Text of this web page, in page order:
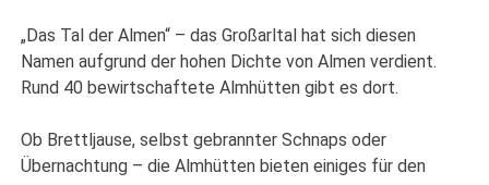
„Das Tal der Almen“ – das Großarltal hat sich diesen
Namen aufgrund der hohen Dichte von Almen verdient.
Rund 40 bewirtschaftete Almhütten gibt es dort.
Ob Brettljause, selbst gebrannter Schnaps oder
Übernachtung – die Almhütten bieten einiges für den